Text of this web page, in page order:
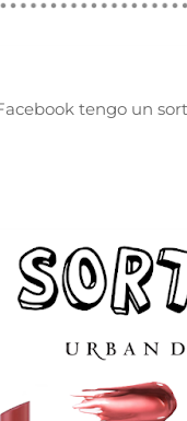
tengo un